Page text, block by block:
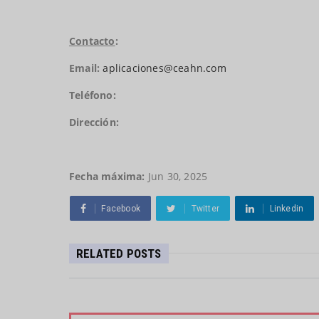
Contacto:
Email: aplicaciones@ceahn.com
Teléfono:
Dirección:
Fecha máxima: Jun 30, 2025
Facebook Twitter Linkedin
RELATED POSTS